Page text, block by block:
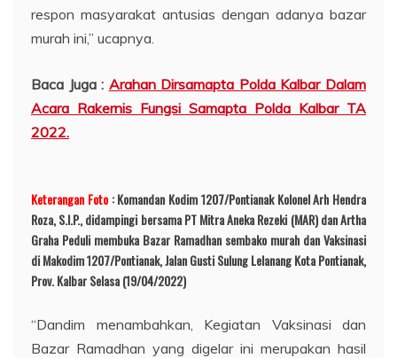
respon masyarakat antusias dengan adanya bazar
murah ini,” ucapnya.
Baca Juga : Arahan Dirsamapta Polda Kalbar Dalam
Acara Rakernis Fungsi Samapta Polda Kalbar TA
2022.
Keterangan Foto: Komandan Kodim 1207/Pontianak Kolonel Arh Hendra
Roza, S.I.P., didampingi bersama PT Mitra Aneka Rezeki (MAR) dan Artha
Graha Peduli membuka Bazar Ramadhan sembako murah dan Vaksinasi
di Makodim 1207/Pontianak, Jalan Gusti Sulung Lelanang Kota Pontianak,
Prov. Kalbar Selasa (19/04/2022)
“Dandim menambahkan, Kegiatan Vaksinasi dan
Bazar Ramadhan yang digelar ini merupakan hasil